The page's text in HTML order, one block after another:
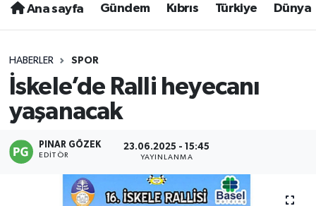
Ana sayfa Gündem Kıbrıs Türkiye Dünya
HABERLER SPOR
İskele’de Ralli heyecanı
yaşanacak
PINAR GÖZEK
EDITÖR
23.06.2025 - 15:45
YAYINLANMA